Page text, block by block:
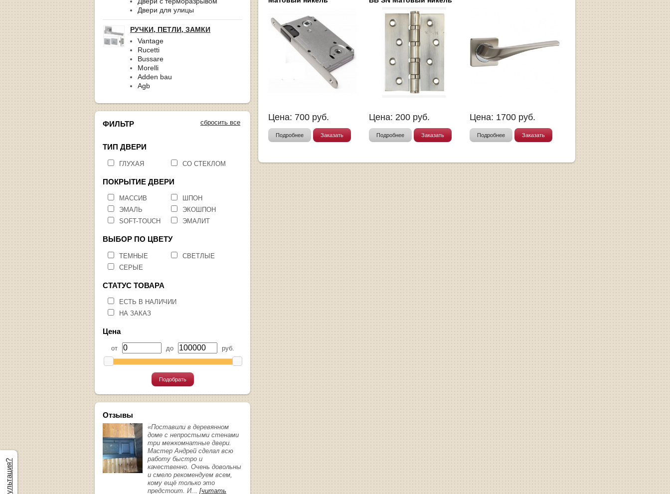
Двери для улицы
РУЧКИ, ПЕТЛИ, ЗАМКИ
Vantage
Rucetti
Bussare
Morelli
Adden bau
Agb
сбросить все
ФИЛЬТР
ТИП ДВЕРИ
ГЛУХАЯ СО СТЕКЛОМ
ПОКРЫТИЕ ДВЕРИ
МАССИВ
ШПОН
ЭМАЛЬ
ЭКОШПОН
SOFT-TOUCH
ЭМАЛИТ
ВЫБОР ПО ЦВЕТУ
ТЕМНЫЕ
СВЕТЛЫЕ
СЕРЫЕ
СТАТУС ТОВАРА
ЕСТЬ В НАЛИЧИИ
НА ЗАКАЗ
Цена
от до руб.
Подобрать
Отзывы
«Поставили в деревянном
доме с непростыми стенами
три межкомнатные двери.
Мастер Андрей сделал всю
работу быстро и
качественно. Очень довольны
и смело рекомендуем всем,
кому ещё только это
предстоит. И... [читать
Цена: 700 руб.
Подробнее Заказать
Цена: 200 руб.
Подробнее Заказать
Цена: 1700 руб.
Подробнее Заказать